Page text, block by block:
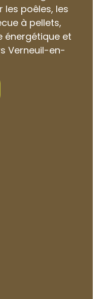
les poêles, les
à pellets,
énergétique et
Verneuil-en-